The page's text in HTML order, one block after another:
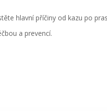
hlavní příčiny od kazu po
a prevencí.